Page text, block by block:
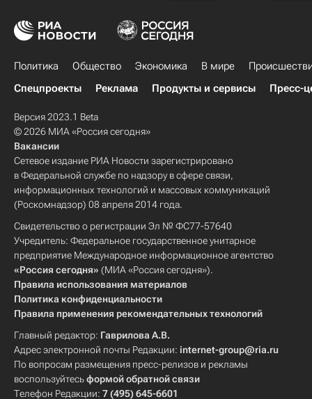
Политика Общество Экономика В мире
Спецпроекты
Реклама Продукты и сервисы Пресс-
Версия 2023.1 Beta
© 2026 МИА «Россия сегодня»
Вакансии
Сетевое издание РИА Новости зарегистрировано
в Федеральной службе по надзору в сфере связи,
информационных технологий и массовых коммуникаций
(Роскомнадзор) 08 апреля 2014 года.
Свидетельство о регистрации Эл № ФС77-57640
Учредитель: Федеральное государственное унитарное
предприятие Международное информационное агентство
«Россия сегодня» (МИА «Россия сегодня»).
Правила использования материалов
Политика конфиденциальности
Правила применения рекомендательных технологий
Главный редактор: Гаврилова А.В.
Адрес электронной почты Редакции: internet-group@ria.ru
По вопросам размещения пресс-релизов и рекламы
воспользуйтесьформой обратной связи
Телефон Редакции: 7 (495) 645-6601